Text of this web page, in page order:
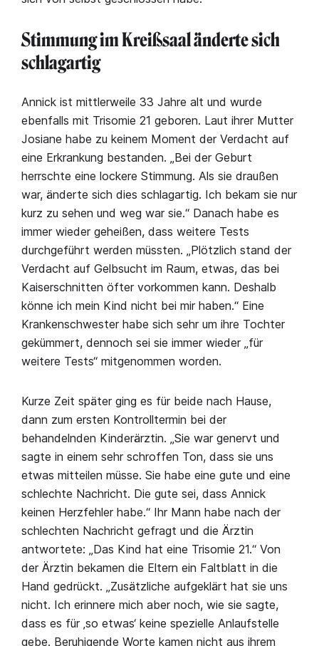
Stimmung im Kreißsaal änderte sich
schlagartig
Annick ist mittlerweile 33 Jahre alt und wurde
ebenfalls mit Trisomie 21 geboren. Laut ihrer Mutter
Josiane habe zu keinem Moment der Verdacht auf
eine Erkrankung bestanden. „Bei der Geburt
herrschte eine lockere Stimmung. Als sie draußen
war, änderte sich dies schlagartig. Ich bekam sie nur
kurz zu sehen und weg war sie.“ Danach habe es
immer wieder geheißen, dass weitere Tests
durchgeführt werden müssten. „Plötzlich stand der
Verdacht auf Gelbsucht im Raum, etwas, das bei
Kaiserschnitten öfter vorkommen kann. Deshalb
könne ich mein Kind nicht bei mir haben.“ Eine
Krankenschwester habe sich sehr um ihre Tochter
gekümmert, dennoch sei sie immer wieder „für
weitere Tests“ mitgenommen worden.
Kurze Zeit später ging es für beide nach Hause,
dann zum ersten Kontrolltermin bei der
behandelnden Kinderärztin. „Sie war genervt und
sagte in einem sehr schroffen Ton, dass sie uns
etwas mitteilen müsse. Sie habe eine gute und eine
schlechte Nachricht. Die gute sei, dass Annick
keinen Herzfehler habe.“ Ihr Mann habe nach der
schlechten Nachricht gefragt und die Ärztin
antwortete: „Das Kind hat eine Trisomie 21.“ Von
der Ärztin bekamen die Eltern ein Faltblatt in die
Hand gedrückt. „Zusätzliche aufgeklärt hat sie uns
nicht. Ich erinnere mich aber noch, wie sie sagte,
dass es für ‚so etwas‘ keine spezielle Anlaufstelle
gebe. Beruhigende Worte kamen nicht aus ihrem